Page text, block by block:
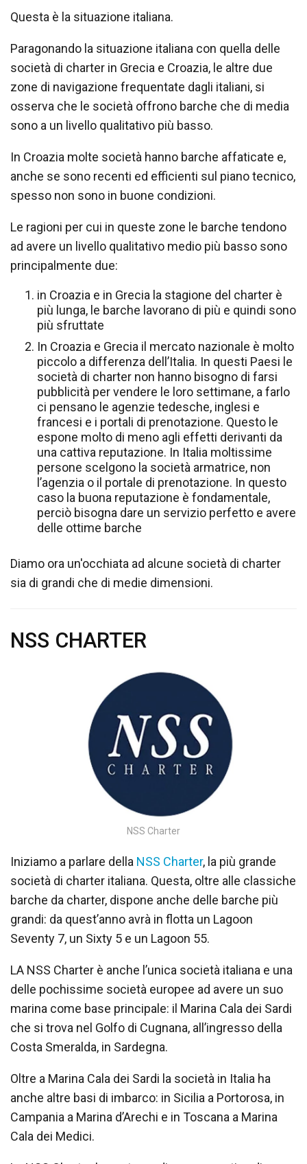
Questa è la situazione italiana.
Paragonando la situazione italiana con quella delle
società di charter in Grecia e Croazia, le altre due
zone di navigazione frequentate dagli italiani, si
osserva che le società offrono barche che di media
sono a un livello qualitativo più basso.
In Croazia molte società hanno barche affaticate e,
anche se sono recenti ed efficienti sul piano tecnico,
spesso non sono in buone condizioni.
Le ragioni per cui in queste zone le barche tendono
ad avere un livello qualitativo medio più basso sono
principalmente due:
in Croazia e in Grecia la stagione del charter è
più lunga, le barche lavorano di più e quindi sono
più sfruttate
In Croazia e Grecia il mercato nazionale è molto
piccolo a differenza dell’Italia. In questi Paesi le
società di charter non hanno bisogno di farsi
pubblicità per vendere le loro settimane, a farlo
ci pensano le agenzie tedesche, inglesi e
francesi e i portali di prenotazione. Questo le
espone molto di meno agli effetti derivanti da
una cattiva reputazione. In Italia moltissime
persone scelgono la società armatrice, non
l’agenzia o il portale di prenotazione. In questo
caso la buona reputazione è fondamentale,
perciò bisogna dare un servizio perfetto e avere
delle ottime barche
Diamo ora un'occhiata ad alcune società di charter
sia di grandi che di medie dimensioni.
NSS CHARTER
NSS Charter
Iniziamo a parlare della NSS Charter, la più grande
società di charter italiana. Questa, oltre alle classiche
barche da charter, dispone anche delle barche più
grandi: da quest’anno avrà in flotta un Lagoon
Seventy 7, un Sixty 5 e un Lagoon 55.
LA NSS Charter è anche l’unica società italiana e una
delle pochissime società europee ad avere un suo
marina come base principale: il Marina Cala dei Sardi
che si trova nel Golfo di Cugnana, all’ingresso della
Costa Smeralda, in Sardegna.
Oltre a Marina Cala dei Sardi la società in Italia ha
anche altre basi di imbarco: in Sicilia a Portorosa, in
Campania a Marina d’Arechi e in Toscana a Marina
Cala dei Medici.